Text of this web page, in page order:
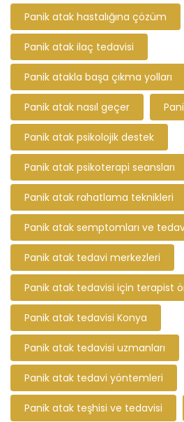
Panik atak hastalığına çözüm
Panik atak ilaç tedavisi
Panik atakla başa çıkma yolları
Panik atak nasıl geçer
Panik atak psikolojik destek
Panik atak psikoterapi seansları
Panik atak rahatlama teknikleri
Panik atak semptomları ve
Panik atak tedavi merkezleri
Panik atak tedavisi için terapist
Panik atak tedavisi Konya
Panik atak tedavisi uzmanları
Panik atak tedavi yöntemleri
Panik atak teşhisi ve tedavisi